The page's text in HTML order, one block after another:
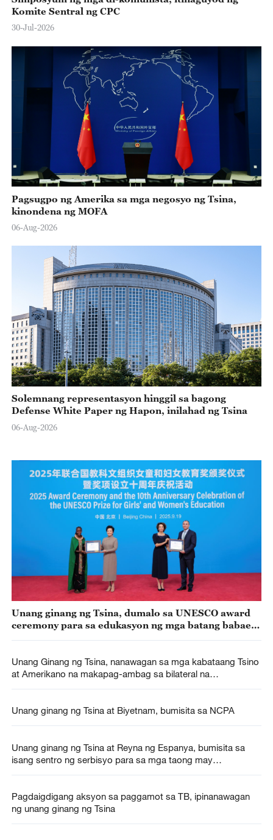
Komite Sentral ng CPC
30-Jul-2026
Pagsugpo ng Amerika sa mga negosyo ng Tsina,
kinondena ng MOFA
06-Aug-2026
Solemnang representasyon hinggil sa bagong
Defense White Paper ng Hapon, inilahad ng Tsina
06-Aug-2026
Unang ginang ng Tsina, dumalo sa UNESCO award
ceremony para sa edukasyon ng mga batang babae
Unang Ginang ng Tsina, nanawagan sa mga kabataang Tsino
at Amerikano na makapag-ambag sa bilateral na
Unang ginang ng Tsina at Biyetnam, bumisita sa NCPA
Unang ginang ng Tsina at Reyna ng Espanya, bumisita sa
isang sentro ng serbisyo para sa mga taong may
Pagdaigdigang aksyon sa paggamot sa TB, ipinanawagan
ng unang ginang ng Tsina